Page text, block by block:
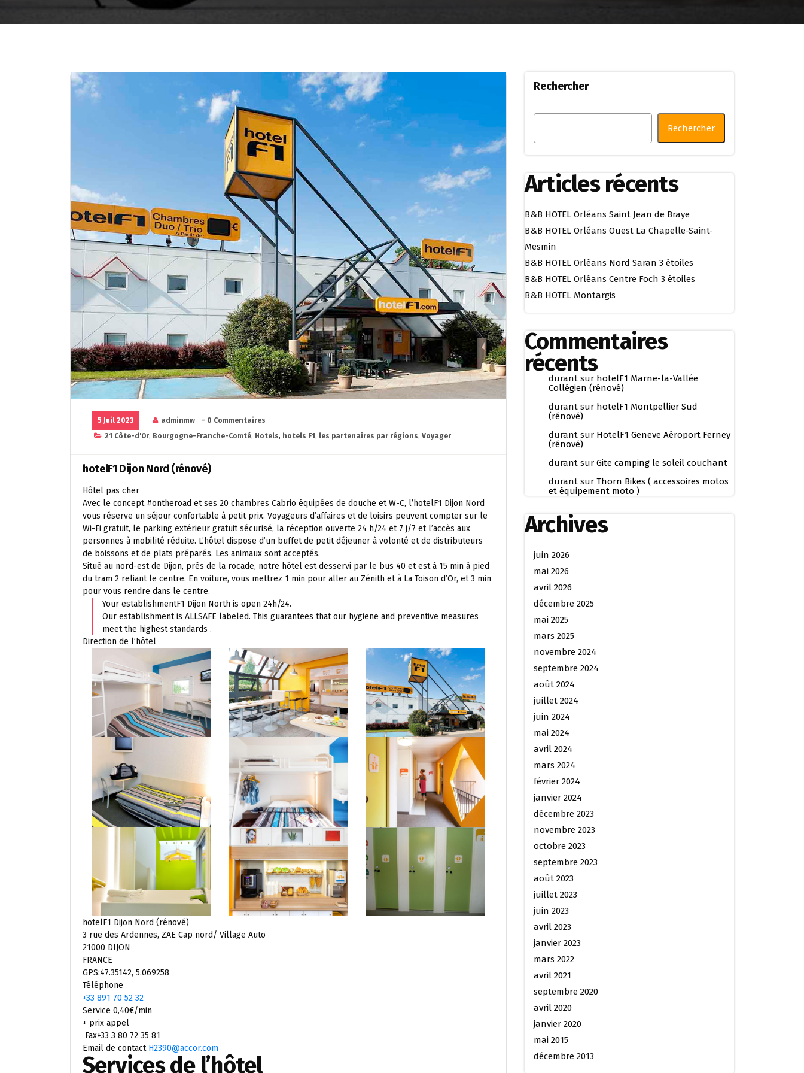
5 Juil 2023 adminmw
- 0 Commentaires
21 Côte-d'Or, Bourgogne-Franche-Comté, Hotels, hotels F1 , les partenaires par régions, Voyager
hotelF1 Dijon Nord (rénové)
Hôtel pas cher
Avec le concept #ontheroad et ses 20 chambres Cabrio équipées de douche et W-C, l’hotelF1 Dijon Nord
vous réserve un séjour confortable à petit prix. Voyageurs d’affaires et de loisirs peuvent compter sur le
Wi-Fi gratuit, le parking extérieur gratuit sécurisé, la réception ouverte 24 h/24 et 7 j/7 et l’accès aux
personnes à mobilité réduite. L’hôtel dispose d’un buffet de petit déjeuner à volonté et de distributeurs
de boissons et de plats préparés. Les animaux sont acceptés.
Situé au nord-est de Dijon, près de la rocade, notre hôtel est desservi par le bus 40 et est à 15 min à pied
du tram 2 reliant le centre. En voiture, vous mettrez 1 min pour aller au Zénith et à La Toison d’Or, et 3 min
pour vous rendre dans le centre.
Your establishmentF1 Dijon North is open 24h/24.
Our establishment is ALLSAFE labeled. This guarantees that our hygiene and preventive measures
meet the highest standards .
Direction de l’hôtel
hotelF1 Dijon Nord (rénové)
3 rue des Ardennes, ZAE Cap nord/ Village Auto
21000 DIJON
FRANCE
GPS:47.35142, 5.069258
Téléphone
+33 891 70 52 32
Service 0,40€/min
+ prix appel
Fax+33 3 80 72 35 81
Email de contact H2390@accor.com
Services de l’hôtel
Rechercher
Rechercher
Articles récents
B&B HOTEL Orléans Saint Jean de Braye
B&B HOTEL Orléans Ouest La Chapelle-Saint-
Mesmin
B&B HOTEL Orléans Nord Saran 3 étoiles
B&B HOTEL Orléans Centre Foch 3 étoiles
B&B HOTEL Montargis
Commentaires
récents
durant sur hotelF1 Marne-la-Vallée
Collégien (rénové)
durant sur hotelF1 Montpellier Sud
(rénové)
durant sur HotelF1 Geneve Aéroport Ferney
(rénové)
durant sur Gite camping le soleil couchant
durant sur Thorn Bikes ( accessoires motos
et équipement moto )
Archives
juin 2026
mai 2026
avril 2026
décembre 2025
mai 2025
mars 2025
novembre 2024
septembre 2024
août 2024
juillet 2024
juin 2024
mai 2024
avril 2024
mars 2024
février 2024
janvier 2024
décembre 2023
novembre 2023
octobre 2023
septembre 2023
août 2023
juillet 2023
juin 2023
avril 2023
janvier 2023
mars 2022
avril 2021
septembre 2020
avril 2020
janvier 2020
mai 2015
décembre 2013